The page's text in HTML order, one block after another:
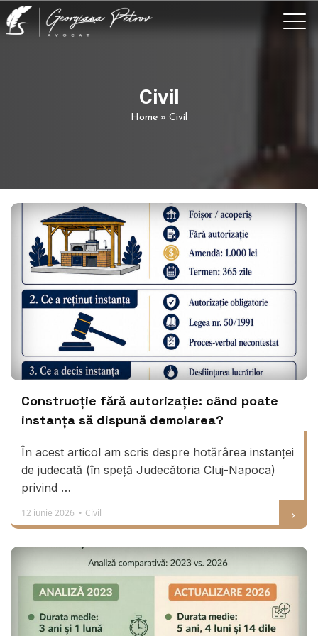
Civil
Home » Civil
Construcție fără autorizație: când poate
instanța să dispună demolarea?
În acest articol am scris despre hotărârea instanței
de judecată (în speță Judecătoria Cluj-Napoca)
privind …
12 iunie 2026 • Civil